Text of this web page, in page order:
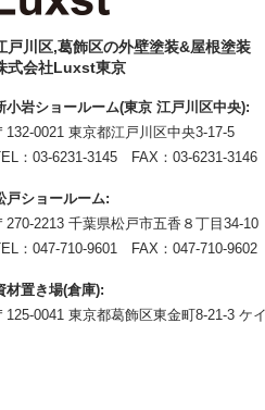
戸川区,葛飾区の外壁塗装&屋根塗装
式会社Luxst東京
小岩ショールーム(東京 江戸川区中央):
132-0021 東京都江戸川区中央3-17-5
： 03-6231-3145 FAX：03-6231-3146
戸ショールーム:
270-2213 千葉県松戸市五香８丁目34-10
： 047-710-9601 FAX：047-710-9602
材置き場(倉庫):
125-0041 東京都葛飾区東金町8-21-3 ケ